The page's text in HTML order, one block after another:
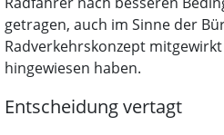
getragen, auch im Sinne der
Radverkehrskonzept
hingewiesen haben.
Entscheidung vertagt